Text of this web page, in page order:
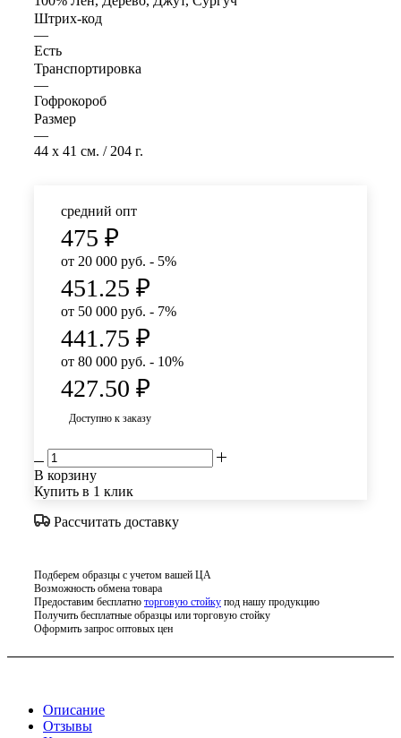
Штрих-код
—
Есть
Транспортировка
—
Гофрокороб
Размер
—
44 x 41 см. / 204 г.
средний опт
475 ₽
от 20 000 руб. - 5%
451.25 ₽
от 50 000 руб. - 7%
441.75 ₽
от 80 000 руб. - 10%
427.50 ₽
Доступно к заказу
В корзину
Купить в 1 клик
Рассчитать доставку
Подберем образцы с учетом вашей ЦА
Возможность обмена товара
Предоставим бесплатно торговую стойку под нашу продукцию
Получить бесплатные образцы или торговую стойку
Оформить запрос оптовых цен
Описание
Отзывы